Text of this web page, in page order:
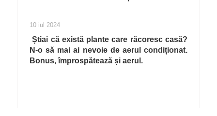
10 iul 2024
Știai că există plante care răcoresc casă?
N-o să mai ai nevoie de aerul condiționat.
Bonus, împrospătează și aerul.